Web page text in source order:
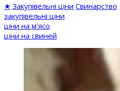
★ Закупівельні ціни Свинарство
закупівельні ціни
ціни на м'ясо
ціни на свиней